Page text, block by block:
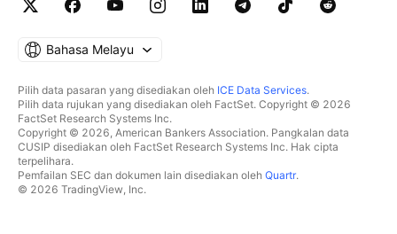
Bahasa Melayu
Pilih data pasaran yang disediakan oleh ICE Data Services.
Pilih data rujukan yang disediakan oleh FactSet. Copyright © 2026
FactSet Research Systems Inc.
Copyright © 2026, American Bankers Association. Pangkalan data
CUSIP disediakan oleh FactSet Research Systems Inc. Hak cipta
terpelihara.
Pemfailan SEC dan dokumen lain disediakan oleh Quartr.
© 2026 TradingView, Inc.